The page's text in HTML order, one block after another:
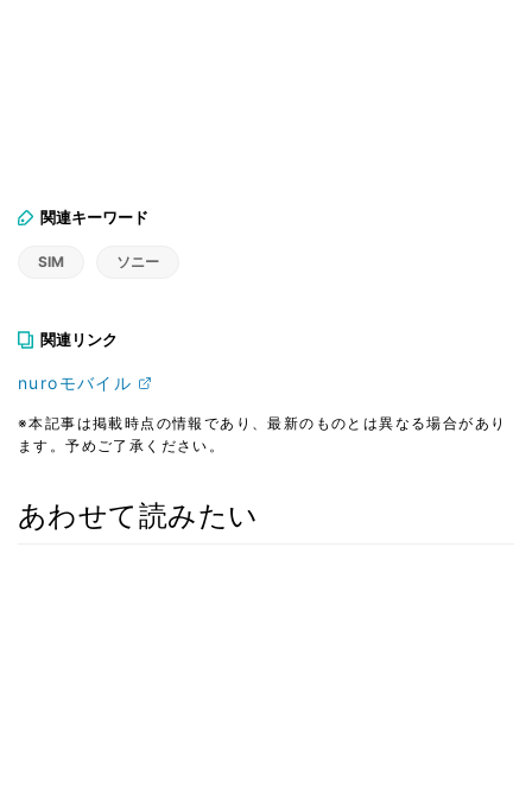
関連キーワード
SIM ソニー
関連リンク
nuroモバイル
※本記事は掲載時点の情報であり、最新のものとは異なる場合があり
ます。予めご了承ください。
あわせて読みたい